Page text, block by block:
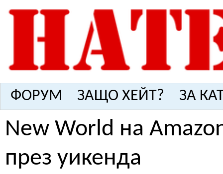
ФОРУМ ЗАЩО ХЕЙТ? ЗА
New World на
през уикенда